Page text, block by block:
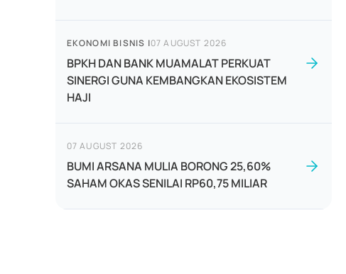
EKONOMI BISNIS |07 AUGUST 2026
BPKH DAN BANK MUAMALAT PERKUAT
SINERGI GUNA KEMBANGKAN EKOSISTEM
HAJI
07 AUGUST 2026
BUMI ARSANA MULIA BORONG 25,60%
SAHAM OKAS SENILAI RP60,75 MILIAR